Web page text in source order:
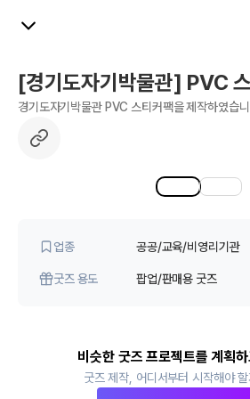
[경기도자기박물관] PVC
경기도자기박물관 PVC 스티커팩을 제작하였습
업종 공공/교육/비영리기관
굿즈 용도 팝업/판매용 굿즈
비슷한 굿즈 프로젝트를 계획
굿즈 제작, 어디서부터 시작해야